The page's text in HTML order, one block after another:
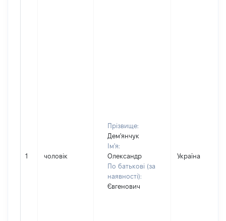
1 чоловік
Прізвище:
Дем'янчук
Ім'я:
Олександр
По батькові (за
наявності):
Євгенович
Україна